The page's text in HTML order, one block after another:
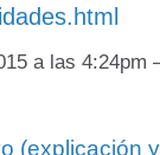
a las 4:24pm
(explicación